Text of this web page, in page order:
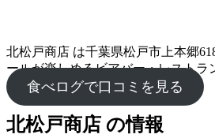
北松戸商店 は千葉県松戸市上本郷
ールが楽しめるビアバー・レストラ
食べログで口コミを見る
北松戸商店 の情報